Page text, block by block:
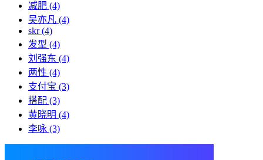
减肥 (4)
吴亦凡 (4)
skr(4)
发型 (4)
刘强东 (4)
两性 (4)
支付宝 (3)
搭配 (3)
黄晓明 (4)
李咏 (3)